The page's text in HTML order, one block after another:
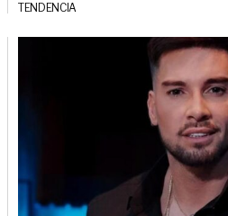
TENDENCIA